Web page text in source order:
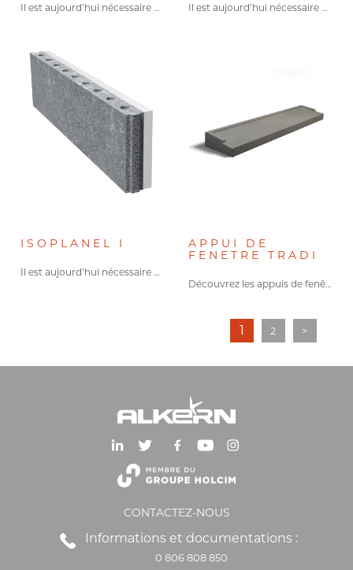
Il est aujourd’hui nécessaire de… Il est aujourd’hui nécessaire de…
ISOPLANEL I
Il est aujourd’hui nécessaire de…
APPUI DE
FENETRE TRADI
Découvrez les appuis de fenêtre…
1 2 >
CONTACTEZ-NOUS
Informations et documentations :
0 806 808 850